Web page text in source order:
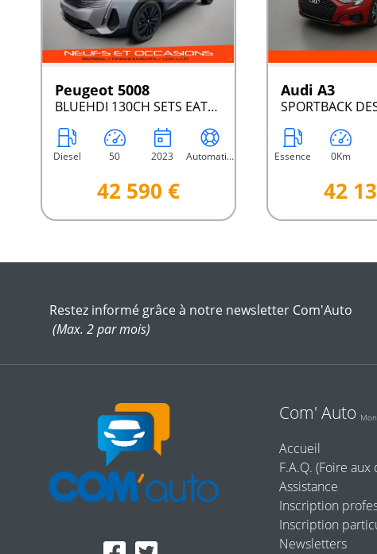
Peugeot 5008
BLUEHDI 130CH SETS EAT8 GT
Diesel 50 2023 Automatique
42 590 €
Audi A3
Essence 0Km
42
Restez informé grâce à notre newsletter Com'Auto
(Max. 2 par mois)
Com' Auto
Accueil
F.A.Q. (Foire aux
Assistance
Inscription
Inscription
Newsletters